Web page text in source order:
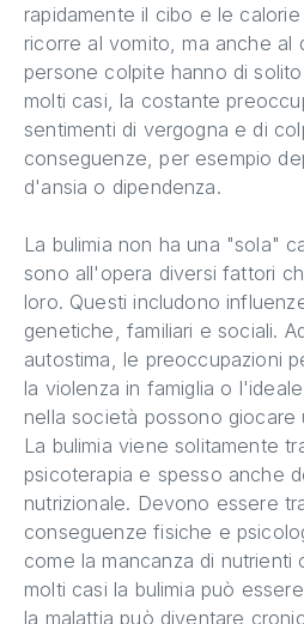
rapidamente il cibo e le
ricorre al vomito, ma anche al
persone colpite hanno di
molti casi, la costante
sentimenti di vergogna e di
conseguenze, per esempio
d'ansia o dipendenza.
La bulimia non ha una "sola"
sono all'opera diversi fattori
loro. Questi includono
genetiche, familiari e sociali.
autostima, le preoccupazioni
la violenza in famiglia o
nella società possono giocare
La bulimia viene solitamente
psicoterapia e spesso anche
nutrizionale. Devono essere
conseguenze fisiche e
come la mancanza di nutrienti
molti casi la bulimia può
la malattia può diventare